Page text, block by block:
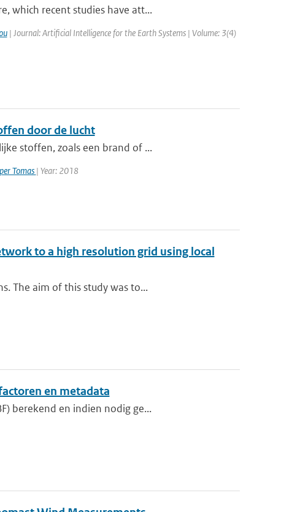
which recent studies have att...
| Journal: Artificial Intelligence for the Earth Systems | Volume: 3(4)
door de lucht
stoffen, zoals een brand of ...
Tomas | Year: 2018
to a high resolution grid using local
The aim of this study was to...
en metadata
berekend en indien nodig ge...